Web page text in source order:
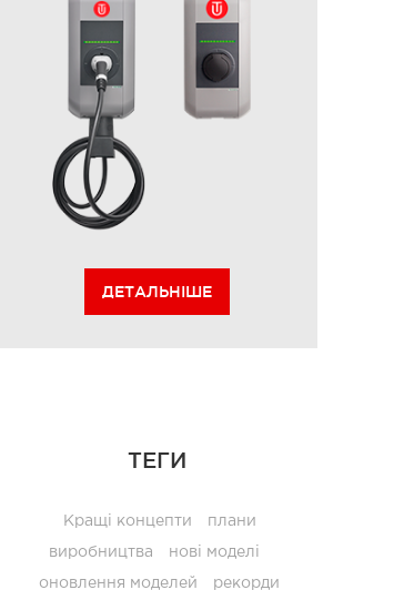
ДЕТАЛЬНІШЕ
ТЕГИ
Кращі концепти плани
виробництва нові моделі
оновлення моделей рекорди